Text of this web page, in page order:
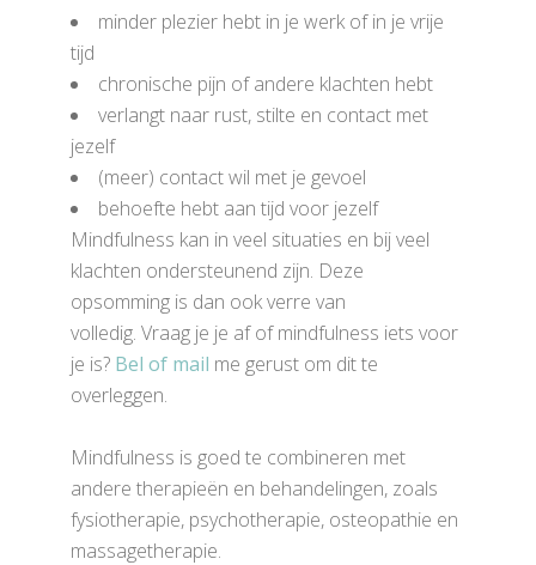
minder plezier hebt in je werk of in je vrije
tijd
chronische pijn of andere klachten hebt
verlangt naar rust, stilte en contact met
jezelf
(meer) contact wil met je gevoel
behoefte hebt aan tijd voor jezelf
Mindfulness kan in veel situaties en bij veel
klachten ondersteunend zijn. Deze
opsomming is dan ook verre van
volledig. Vraag je je af of mindfulness iets voor
je is? Bel of mail me gerust om dit te
overleggen.
Mindfulness is goed te combineren met
andere therapieën en behandelingen, zoals
fysiotherapie, psychotherapie, osteopathie en
massagetherapie.